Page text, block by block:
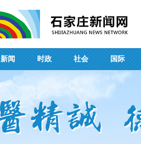
新闻 时政 社会 国际